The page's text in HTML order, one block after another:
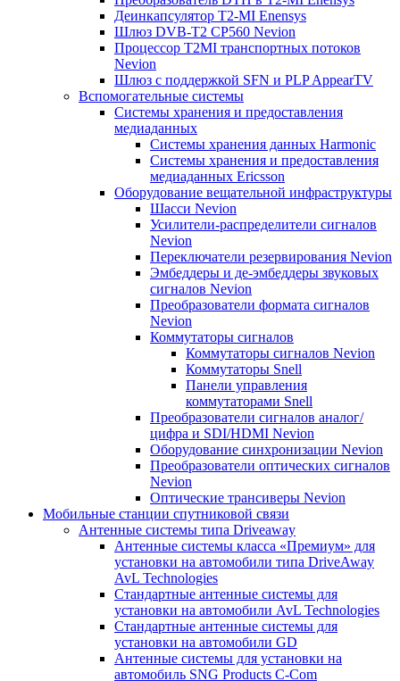
Деинкапсулятор T2-MI Enensys
Шлюз DVB-T2 CP560 Nevion
Процессор T2MI транспортных потоков
Nevion
Шлюз с поддержкой SFN и PLP AppearTV
Вспомогательные системы
Системы хранения и предоставления
медиаданных
Системы хранения данных Harmonic
Системы хранения и предоставления
медиаданных Ericsson
Оборудование вещательной инфраструктуры
Шасси Nevion
Усилители-распределители сигналов
Nevion
Переключатели резервирования Nevion
Эмбеддеры и де-эмбеддеры звуковых
сигналов Nevion
Преобразователи формата сигналов
Nevion
Коммутаторы сигналов
Коммутаторы сигналов Nevion
Коммутаторы Snell
Панели управления
коммутаторами Snell
Преобразователи сигналов аналог/
цифра и SDI/HDMI Nevion
Оборудование синхронизации Nevion
Преобразователи оптических сигналов
Nevion
Оптические трансиверы Nevion
Мобильные станции спутниковой связи
Антенные системы типа Driveaway
Антенные системы класса «Премиум» для
установки на автомобили типа DriveAway
AvL Technologies
Стандартные антенные системы для
установки на автомобили AvL Technologies
Стандартные антенные системы для
установки на автомобили GD
Антенные системы для установки на
автомобиль SNG Products C-Com